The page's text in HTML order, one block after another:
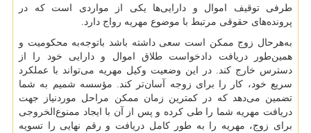
طرفی توقیف اموال و دارایی‌ها یکی از مواردی است که در
پرونده‌های حقوقی مرتبط با موضوع مهریه رواج دارد.
به‌هرحال زوج ممکن است سعی داشته باشد باتوجه‌به محکومیت و
همین‌طور دریافت دادخواست طلاق اموال و دارایی خود را از
دسترس خارج کند. در این وضعیت وکیل مهریه می‌تواند با عملکرد
سریع خود، کار را برای زوجه آسان‌تر کند. مؤسسه شمیم به شما
تضمین می‌دهد که در کمترین زمان ممکن مراحل موردنیاز جهت
دریافت مهریه شما را طی کرده و پس از آن با ایجاد ممنوع‌الخروجی
برای زوج، مهریه را به طور کامل دریافت و رقم نهایی را تسویه